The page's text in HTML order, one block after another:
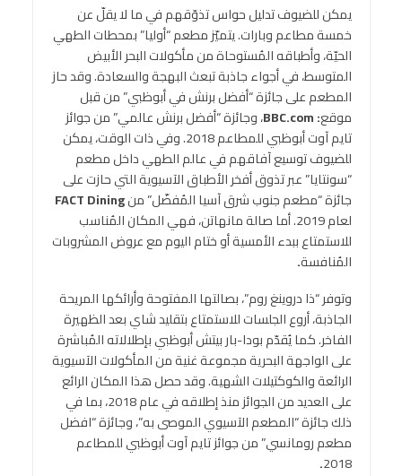
يمكن للضيوف تدليل حواس تذوّقهم في ما لا يقلّ عن
خمسة مطاعم وبارات. يتميّز مطعم “أوليا” بمحطات الطهي
الحيّة، وأطباقه المُستوحاة من مأكولات البحر الأبيض
المتوسط، في أجواء جاذبة تبعث البهجة والسعادة. وقد حاز
المطعم على جائزة “أفضل برنش في أبوظبي” من قبل
موقع: BBC.com
، وجائزة “أفضل برنش عالمي” من جوائز
تايم آوت أبوظبي للمطاعم 2018. وفي ذات الوقت، يمكن
للضيوف توسيع آفاقهم في عالم الطهي داخل مطعم
“سونتايا” عبر تذوق أفخر الأطباق الآسيوية التي حازت على
جائزة “مطعم جنوب شرق آسيا المُفضّل” منFACT Dining
لعام 2019. أما صالة مانهاتن، فهي المكان المُناسب
للاستمتاع ببدء الأمسية أو ختام اليوم مع عروض المشروبات
المُنافسة.
وتوفر “ذا دروينغ روم”، بصالتها المفتوحة وأرائكها المريحة
الجاذبة، أروع الجلسات للاستمتاع بتقليد شاي بعد الظهيرة
الفاخر. كما يُقدّم بودا-بار بيتش أبوظبي بإطلالاته المُباشرة
على الواجهة البحرية مجموعة غنية من المأكولات الآسيوية
الرائعة والكوكتيلات الشهية. وقد حصل هذا المكان الرائع
على العديد من الجوائز منذ إطلاقه في عام 2018، بما في
ذلك جائزة “المطعم الآسيوي الموصى به”، وجائزة “افضل
مطعم رومانسي” من جوائز تايم آوت أبوظبي للمطاعم
2018
.